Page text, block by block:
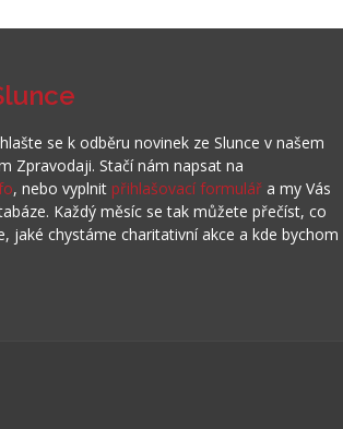
se k odběru novinek ze Slunce v našem
Zpravodaji. Stačí nám napsat na
, nebo vyplnit přihlašovací formulář a my Vás
Každý měsíc se tak můžete přečíst, co
jaké chystáme charitativní akce a kde bychom